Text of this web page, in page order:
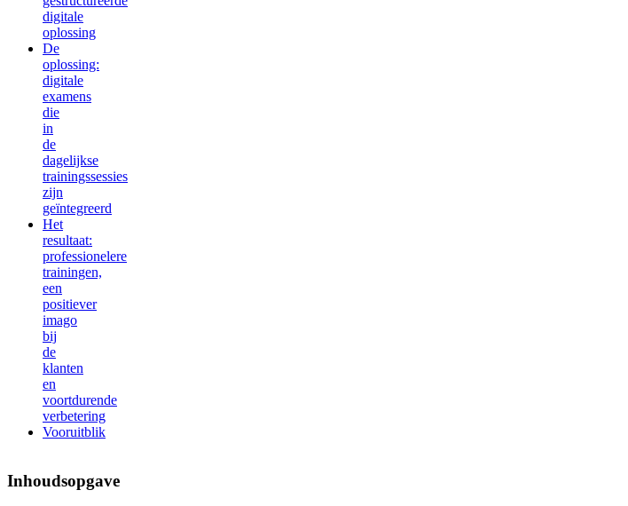
digitale
oplossing
De
oplossing:
digitale
examens
die
in
de
dagelijkse
trainingssessies
zijn
geïntegreerd
Het
resultaat:
professionelere
trainingen,
een
positiever
imago
bij
de
klanten
en
voortdurende
verbetering
Vooruitblik
Inhoudsopgave